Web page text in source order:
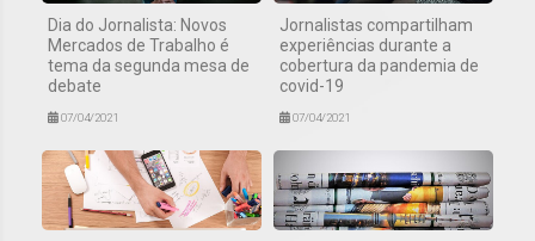
Dia do Jornalista: Novos
Mercados de Trabalho é
tema da segunda mesa de
debate
07/04/2021
Jornalistas compartilham
experiências durante a
cobertura da pandemia de
covid-19
07/04/2021